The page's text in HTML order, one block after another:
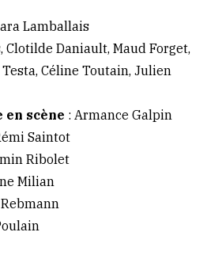
Lamballais
Clotilde Daniault, Maud Forget,
Céline Toutain, Julien
en scène : Armance Galpin
Saintot
Ribolet
Milian